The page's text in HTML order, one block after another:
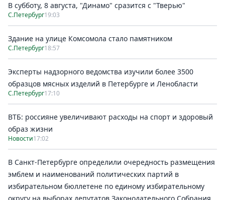
В субботу, 8 августа, "Динамо" сразится с "Тверью"
С.Петербург19:03
Здание на улице Комсомола стало памятником
С.Петербург18:57
Эксперты надзорного ведомства изучили более 3500
образцов мясных изделий в Петербурге и Ленобласти
С.Петербург17:10
ВТБ: россияне увеличивают расходы на спорт и здоровый
образ жизни
Новости17:02
В Санкт-Петербурге определили очередность размещения
эмблем и наименований политических партий в
избирательном бюллетене по единому избирательному